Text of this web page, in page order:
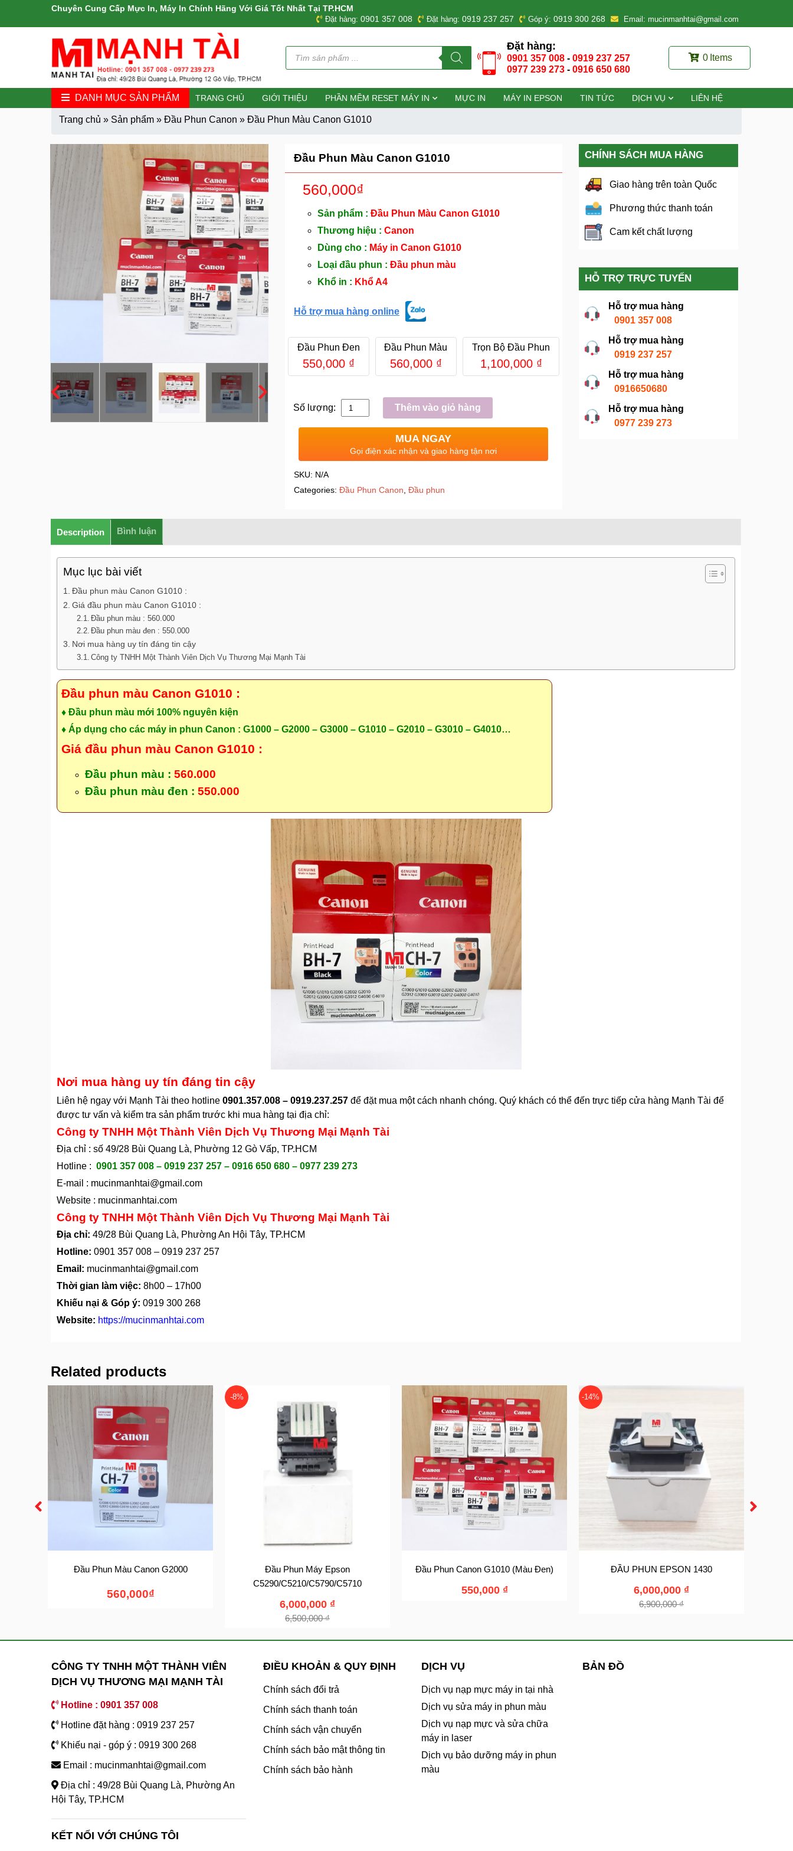
Chuyên Cung Cấp Mực In, Máy In Chính Hãng Với Giá Tốt Nhất Tại TP.HCM
Đặt hàng: 0901 357 008 Đặt hàng: 0919 237 257 Góp ý: 0919 300 268 Email: mucinmanhtai@gmail.com
Tìm
kiếm
sản
Đặt hàng:
0901 357 008- 0919 237 257
0977 239 273- 0916 650 680
0 Items
DANH MỤC SẢN PHẨM TRANG CHỦ GIỚI THIỆU PHẦN MỀM RESET MÁY IN MỰC IN MÁY IN EPSON TIN TỨC DỊCH VỤ LIÊN HỆ
Trang chủ » Sản phẩm» Đầu Phun Canon » Đầu Phun Màu Canon G1010
Đầu Phun Màu Canon G1010
560,000₫
Sản phẩm : Đầu Phun Màu Canon G1010
Thương hiệu : Canon
Dùng cho : Máy in Canon G1010
Loại đầu phun : Đầu phun màu
Khổ in : Khổ A4
Hỗ trợ mua hàng online
Đầu Phun Đen
550,000 ₫
Đầu Phun Màu
560,000 ₫
Trọn Bộ Đầu Phun
1,100,000 ₫
Số lượng: Thêm vào giỏ hàng
MUA NGAY
Gọi điện xác nhận và giao hàng tận nơi
SKU: N/A
Categories: Đầu Phun Canon, Đầu phun
CHÍNH SÁCH MUA HÀNG
Giao hàng trên toàn Quốc
Phương thức thanh toán
Cam kết chất lượng
HỖ TRỢ TRỰC TUYẾN
Hỗ trợ mua hàng
0901 357 008
Hỗ trợ mua hàng
0919 237 257
Hỗ trợ mua hàng
0916650680
Hỗ trợ mua hàng
0977 239 273
Description Bình luận
Mục lục bài viết
Đầu phun màu Canon G1010 :
Giá đầu phun màu Canon G1010 :
Đầu phun màu : 560.000
Đầu phun màu đen : 550.000
Nơi mua hàng uy tín đáng tin cậy
Công ty TNHH Một Thành Viên Dịch Vụ Thương Mại Mạnh Tài
Đầu phun màu Canon G1010 :
♦ Đầu phun màu mới 100% nguyên kiện
♦ Áp dụng cho các máy in phun Canon : G1000 – G2000 – G3000 – G1010 – G2010 – G3010 – G4010…
Giá đầu phun màu Canon G1010 :
Đầu phun màu : 560.000
Đầu phun màu đen : 550.000
Nơi mua hàng uy tín đáng tin cậy
Liên hệ ngay với Mạnh Tài theo hotline 0901.357.008 – 0919.237.257 để đặt mua một cách nhanh chóng. Quý khách có thể đến trực tiếp cửa hàng Mạnh Tài để
được tư vấn và kiểm tra sản phẩm trước khi mua hàng tại địa chỉ:
Công ty TNHH Một Thành Viên Dịch Vụ Thương Mại Mạnh Tài
Địa chỉ : số 49/28 Bùi Quang Là, Phường 12 Gò Vấp, TP.HCM
Hotline : 0901 357 008 – 0919 237 257 – 0916 650 680 – 0977 239 273
E-mail : mucinmanhtai@gmail.com
Website : mucinmanhtai.com
Công ty TNHH Một Thành Viên Dịch Vụ Thương Mại Mạnh Tài
Địa chỉ: 49/28 Bùi Quang Là, Phường An Hội Tây, TP.HCM
Hotline: 0901 357 008 – 0919 237 257
Email: mucinmanhtai@gmail.com
Thời gian làm việc: 8h00 – 17h00
Khiếu nại & Góp ý: 0919 300 268
Website: https://mucinmanhtai.com
Related products
Đầu Phun Màu Canon G2000
560,000₫
-8%
Đầu Phun Máy Epson
C5290/C5210/C5790/C5710
6,500,000₫
6,000,000 ₫
Đầu Phun Canon G1010 (Màu Đen)
550,000 ₫
-14%
ĐẦU PHUN EPSON 1430
6,900,000₫
6,000,000 ₫
CÔNG TY TNHH MỘT THÀNH VIÊN
DỊCH VỤ THƯƠNG MẠI MẠNH TÀI
Hotline : 0901 357 008
Hotline đặt hàng : 0919 237 257
Khiếu nại - góp ý : 0919 300 268
Email : mucinmanhtai@gmail.com
Địa chỉ : 49/28 Bùi Quang Là, Phường An
Hội Tây, TP.HCM
KẾT NỐI VỚI CHÚNG TÔI
ĐIỀU KHOẢN & QUY ĐỊNH
Chính sách đổi trả
Chính sách thanh toán
Chính sách vận chuyển
Chính sách bảo mật thông tin
Chính sách bảo hành
DỊCH VỤ
Dịch vụ nạp mực máy in tại nhà
Dịch vụ sửa máy in phun màu
Dịch vụ nạp mực và sửa chữa
máy in laser
Dịch vụ bảo dưỡng máy in phun
màu
BẢN ĐỒ